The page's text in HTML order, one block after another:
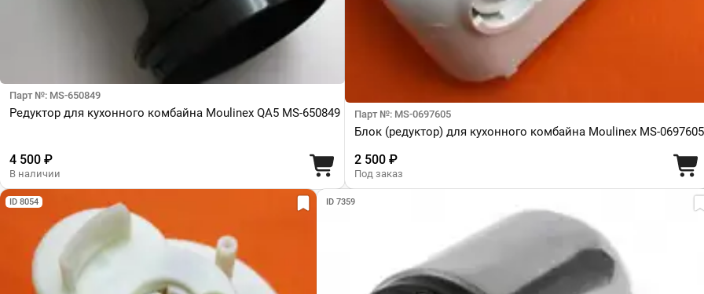
Парт №: MS-650849
Редуктор для кухонного комбайна Moulinex QA5 MS-650849
4 500 ₽
В наличии
Парт №: MS-0697605
Блок (редуктор) для кухонного комбайна Moulinex MS-0697605
2 500 ₽
Под заказ
ID 8054 ID 7359